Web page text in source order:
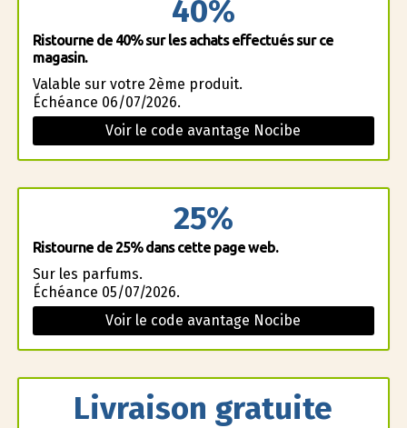
40%
Ristourne de 40% sur les achats effectués sur ce
magasin.
Valable sur votre 2ème produit.
Échéance 06/07/2026.
Voir le code avantage Nocibe
25%
Ristourne de 25% dans cette page web.
Sur les parfums.
Échéance 05/07/2026.
Voir le code avantage Nocibe
Livraison gratuite